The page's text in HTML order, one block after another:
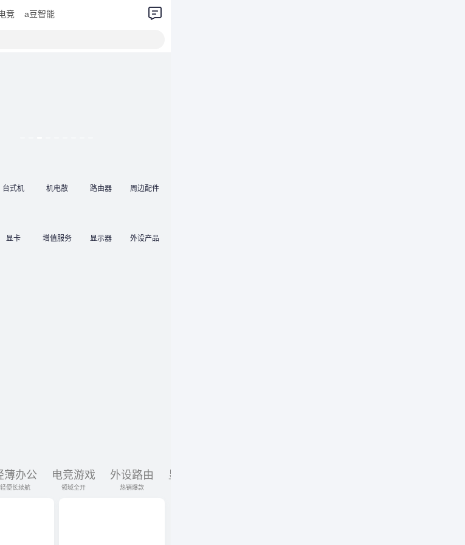
竞 a豆智能
台式机
显卡
机电散
增值服务
路由器
显示器
周边配件
外设产品
薄办公
轻便长续航
电竞游戏
领域全开
外设路由
热销爆款
显示器